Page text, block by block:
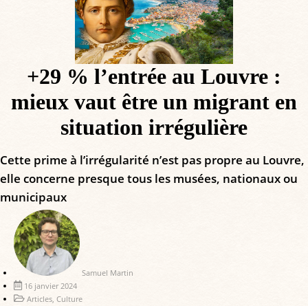
+29 % l’entrée au Louvre :
mieux vaut être un migrant en
situation irrégulière
Cette prime à l’irrégularité n’est pas propre au Louvre,
elle concerne presque tous les musées, nationaux ou
municipaux
Samuel Martin
16 janvier 2024
Articles, Culture